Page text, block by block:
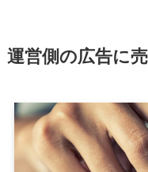
運営側の広告に